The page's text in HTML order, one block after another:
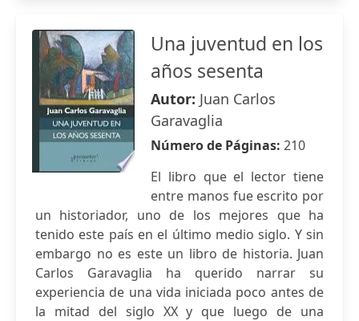
Una juventud en los
años sesenta
Autor: Juan Carlos
Garavaglia
Número de Páginas: 210
El libro que el lector tiene
entre manos fue escrito por
un historiador, uno de los mejores que ha
tenido este país en el último medio siglo. Y sin
embargo no es este un libro de historia. Juan
Carlos Garavaglia ha querido narrar su
experiencia de una vida iniciada poco antes de
la mitad del siglo XX y que luego de una